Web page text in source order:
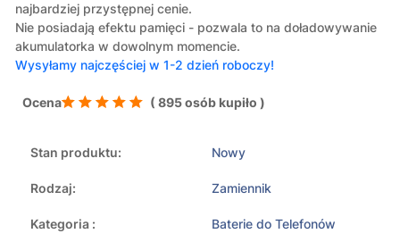
najbardziej przystępnej cenie.
Nie posiadają efektu pamięci - pozwala to na doładowywanie
akumulatorka w dowolnym momencie.
Wysyłamy najczęściej w 1-2 dzień roboczy!
Ocena ( 895 osób kupiło )
Stan produktu: Nowy
Rodzaj: Zamiennik
Kategoria : Baterie do Telefonów